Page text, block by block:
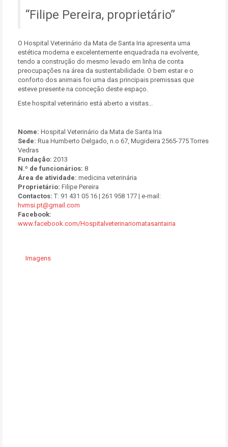
Filipe Pereira, proprietário
O Hospital Veterinário da Mata de Santa Iria apresenta uma
estética moderna e excelentemente enquadrada na evolvente,
tendo a construção do mesmo levado em linha de conta
preocupações na área da sustentabilidade. O bem estar e o
conforto dos animais foi uma das principais premissas que
esteve presente na conceção deste espaço.
Este hospital veterinário está aberto a visitas…
Nome: Hospital Veterinário da Mata de Santa Iria
Sede: Rua Humberto Delgado, n.o 67, Mugideira 2565-775 Torres
Vedras
Fundação: 2013
N.º de funcionários: 8
Área de atividade: medicina veterinária
Proprietário: Filipe Pereira
Contactos: T: 91 431 05 16 | 261 958 177 | e-mail:
hvmsi.pt@gmail.com
Facebook:
www.facebook.com/Hospitalveterinariomatasantairia
Imagens